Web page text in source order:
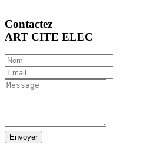
Contactez
ART CITE ELEC
Envoyer